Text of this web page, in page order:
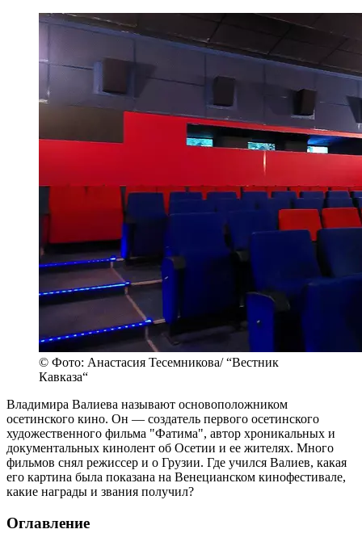
© Фото: Анастасия Тесемникова/ “Вестник
Кавказа“
Владимира Валиева называют основоположником
осетинского кино. Он — создатель первого осетинского
художественного фильма "Фатима", автор хроникальных и
документальных кинолент об Осетии и ее жителях. Много
фильмов снял режиссер и о Грузии. Где учился Валиев, какая
его картина была показана на Венецианском кинофестивале,
какие награды и звания получил?
Оглавление